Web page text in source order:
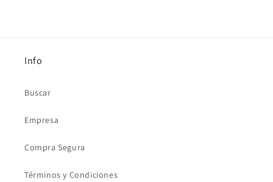
Info
Buscar
Empresa
Compra Segura
Términos y Condiciones